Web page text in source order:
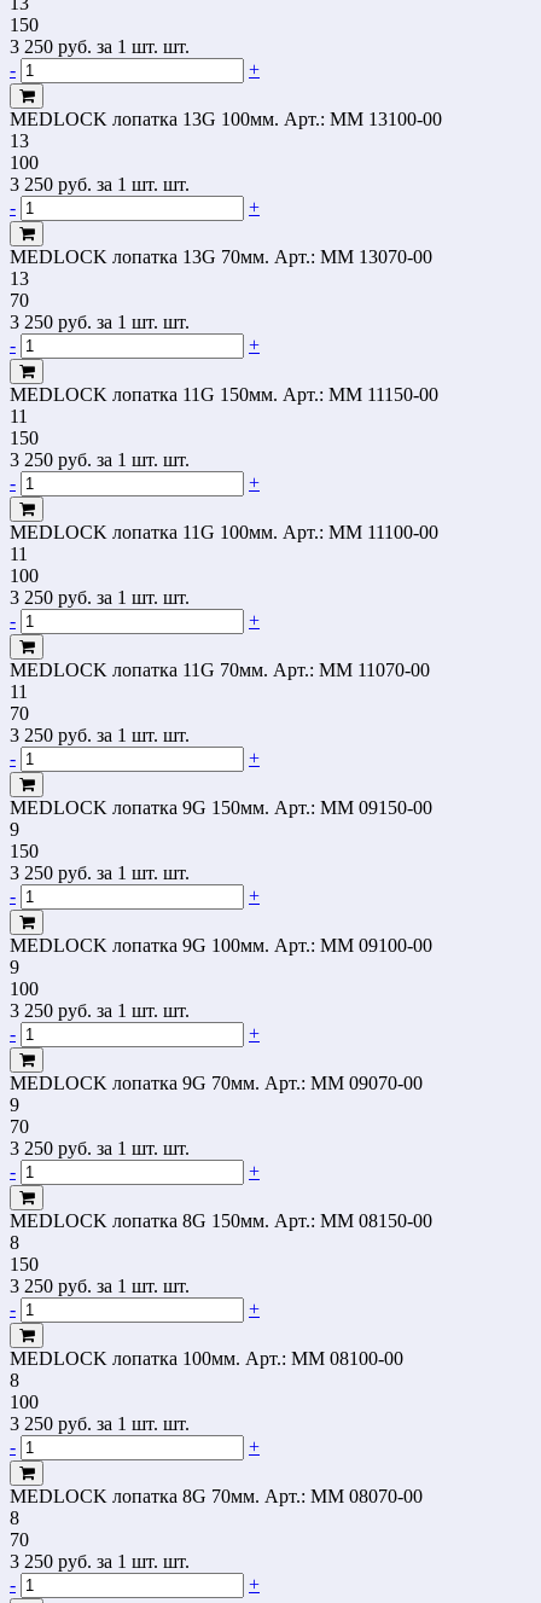
150
3 250 руб. за 1 шт. шт.
-
+
MEDLOCK лопатка 13G 100мм. Арт.: MM 13100-00
13
100
3 250 руб. за 1 шт. шт.
-
+
MEDLOCK лопатка 13G 70мм. Арт.: MM 13070-00
13
70
3 250 руб. за 1 шт. шт.
-
+
MEDLOCK лопатка 11G 150мм. Арт.: MM 11150-00
11
150
3 250 руб. за 1 шт. шт.
-
+
MEDLOCK лопатка 11G 100мм. Арт.: MM 11100-00
11
100
3 250 руб. за 1 шт. шт.
-
+
MEDLOCK лопатка 11G 70мм. Арт.: MM 11070-00
11
70
3 250 руб. за 1 шт. шт.
-
+
MEDLOCK лопатка 9G 150мм. Арт.: MM 09150-00
9
150
3 250 руб. за 1 шт. шт.
-
+
MEDLOCK лопатка 9G 100мм. Арт.: MM 09100-00
9
100
3 250 руб. за 1 шт. шт.
-
+
MEDLOCK лопатка 9G 70мм. Арт.: MM 09070-00
9
70
3 250 руб. за 1 шт. шт.
-
+
MEDLOCK лопатка 8G 150мм. Арт.: MM 08150-00
8
150
3 250 руб. за 1 шт. шт.
-
+
MEDLOCK лопатка 100мм. Арт.: MM 08100-00
8
100
3 250 руб. за 1 шт. шт.
-
+
MEDLOCK лопатка 8G 70мм. Арт.: MM 08070-00
8
70
3 250 руб. за 1 шт. шт.
-
+